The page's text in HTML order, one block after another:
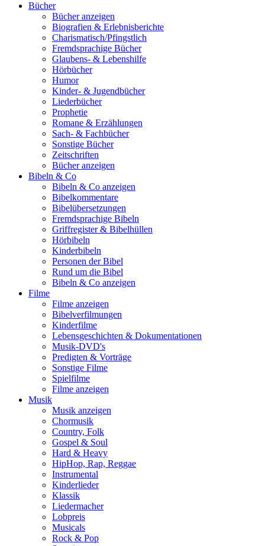
Bücher
Bücher anzeigen
Biografien & Erlebnisberichte
Charismatisch/Pfingstlich
Fremdsprachige Bücher
Glaubens- & Lebenshilfe
Hörbücher
Humor
Kinder- & Jugendbücher
Liederbücher
Prophetie
Romane & Erzählungen
Sach- & Fachbücher
Sonstige Bücher
Zeitschriften
Bücher anzeigen
Bibeln & Co
Bibeln & Co anzeigen
Bibelkommentare
Bibelübersetzungen
Fremdsprachige Bibeln
Griffregister & Bibelhüllen
Hörbibeln
Kinderbibeln
Personen der Bibel
Rund um die Bibel
Bibeln & Co anzeigen
Filme
Filme anzeigen
Bibelverfilmungen
Kinderfilme
Lebensgeschichten & Dokumentationen
Musik-DVD's
Predigten & Vorträge
Sonstige Filme
Spielfilme
Filme anzeigen
Musik
Musik anzeigen
Chormusik
Country, Folk
Gospel & Soul
Hard & Heavy
HipHop, Rap, Reggae
Instrumental
Kinderlieder
Klassik
Liedermacher
Lobpreis
Musicals
Rock & Pop